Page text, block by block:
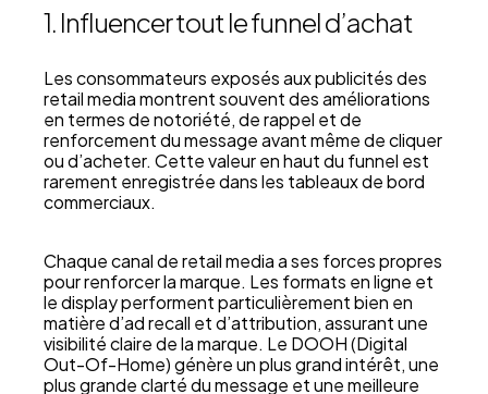
1. Influencer tout le funnel d’achat
Les consommateurs exposés aux publicités des
retail media montrent souvent des améliorations
en termes de notoriété, de rappel et de
renforcement du message avant même de cliquer
ou d’acheter. Cette valeur en haut du funnel est
rarement enregistrée dans les tableaux de bord
commerciaux.
Chaque canal de retail media a ses forces propres
pour renforcer la marque. Les formats en ligne et
le display performent particulièrement bien en
matière d’ad recall et d’attribution, assurant une
visibilité claire de la marque. Le DOOH (Digital
Out-Of-Home) génère un plus grand intérêt, une
plus grande clarté du message et une meilleure